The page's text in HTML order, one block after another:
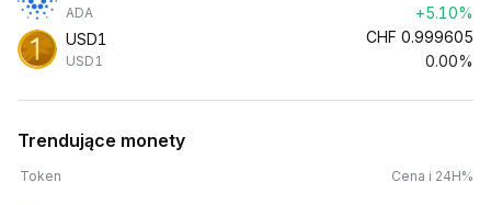
ADA
+5.10%
USD1
USD1
CHF 0.999605
0.00%
Trendujące monety
Token Cena i 24H%